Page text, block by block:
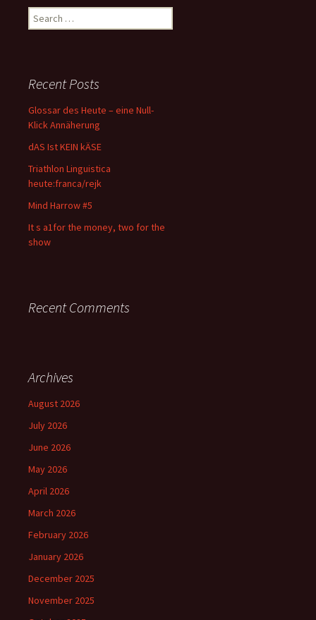
Search
for:
Recent Posts
Glossar des Heute – eine Null-
Klick Annäherung
dAS Ist KEIN kÄSE
Triathlon Linguistica
heute:franca/rejk
Mind Harrow #5
It s a1for the money, two for the
show
Recent Comments
Archives
August 2026
July 2026
June 2026
May 2026
April 2026
March 2026
February 2026
January 2026
December 2025
November 2025